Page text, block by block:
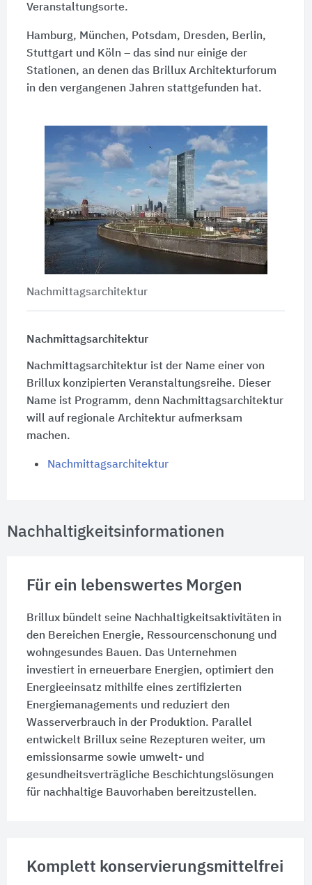
Veranstaltungsorte.
Hamburg, München, Potsdam, Dresden, Berlin,
Stuttgart und Köln – das sind nur einige der
Stationen, an denen das Brillux Architekturforum
in den vergangenen Jahren stattgefunden hat.
Nachmittagsarchitektur
Nachmittagsarchitektur
Nachmittagsarchitektur ist der Name einer von
Brillux konzipierten Veranstaltungsreihe. Dieser
Name ist Programm, denn Nachmittagsarchitektur
will auf regionale Architektur aufmerksam
machen.
Nachmittagsarchitektur
Nachhaltigkeitsinformationen
Für ein lebenswertes Morgen
Brillux bündelt seine Nachhaltigkeitsaktivitäten in
den Bereichen Energie, Ressourcenschonung und
wohngesundes Bauen. Das Unternehmen
investiert in erneuerbare Energien, optimiert den
Energieeinsatz mithilfe eines zertifizierten
Energiemanagements und reduziert den
Wasserverbrauch in der Produktion. Parallel
entwickelt Brillux seine Rezepturen weiter, um
emissionsarme sowie umwelt- und
gesundheitsverträgliche Beschichtungslösungen
für nachhaltige Bauvorhaben bereitzustellen.
Komplett konservierungsmittelfrei